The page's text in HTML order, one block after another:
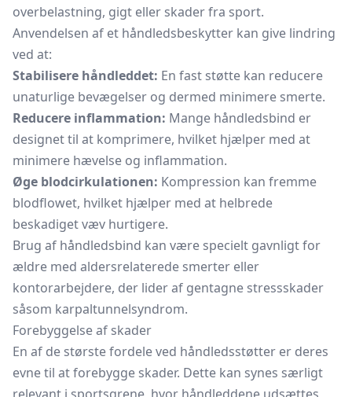
overbelastning, gigt eller skader fra sport.
Anvendelsen af et håndledsbeskytter kan give lindring
ved at:
Stabilisere håndleddet: En fast støtte kan reducere
unaturlige bevægelser og dermed minimere smerte.
Reducere inflammation: Mange håndledsbind er
designet til at komprimere, hvilket hjælper med at
minimere hævelse og inflammation.
Øge blodcirkulationen: Kompression kan fremme
blodflowet, hvilket hjælper med at helbrede
beskadiget væv hurtigere.
Brug af håndledsbind kan være specielt gavnligt for
ældre med aldersrelaterede smerter eller
kontorarbejdere, der lider af gentagne stressskader
såsom karpaltunnelsyndrom.
Forebyggelse af skader
En af de største fordele ved håndledsstøtter er deres
evne til at forebygge skader. Dette kan synes særligt